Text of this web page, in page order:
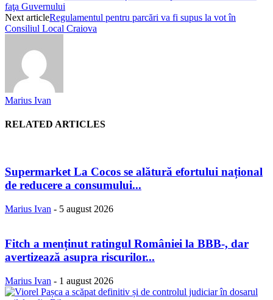
faţa Guvernului
Next articleRegulamentul pentru parcări va fi supus la vot în
Consiliul Local Craiova
Marius Ivan
RELATED ARTICLES
Supermarket La Cocos se alătură efortului național
de reducere a consumului...
Marius Ivan - 5 august 2026
Fitch a menținut ratingul României la BBB-, dar
avertizează asupra riscurilor...
Marius Ivan - 1 august 2026